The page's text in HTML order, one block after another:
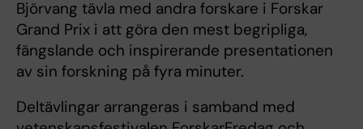
Björvang tävla med andra forskare i Forskar
Grand Prix i att göra den mest begripliga,
fängslande och inspirerande presentationen
av sin forskning på fyra minuter.
Deltävlingar arrangeras i samband med